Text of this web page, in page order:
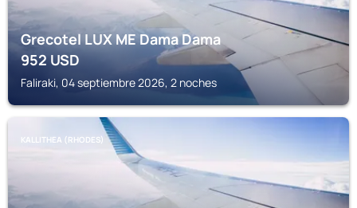
Grecotel LUX ME Dama Dama
952USD
Faliraki, 04 septiembre 2026, 2 noches
KALLITHEA (RHODES)